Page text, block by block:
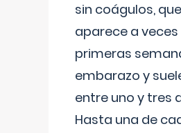
sin coágulos, que
aparece a veces
primeras
embarazo y
entre uno y tres
Hasta una de